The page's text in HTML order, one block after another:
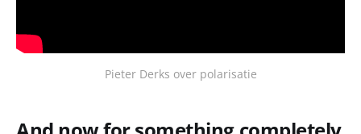
Pieter Derks over polarisatie